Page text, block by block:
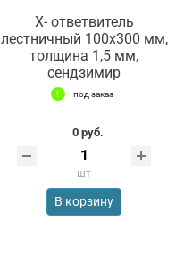
Х- ответвитель
лестничный 100х300 мм,
толщина 1,5 мм,
сендзимир
под заказ
0 руб.
шт
В корзину